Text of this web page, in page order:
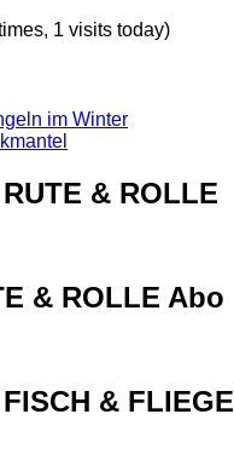
1 visits today)
im Winter
& ROLLE
& ROLLE Abo
& FLIEGE